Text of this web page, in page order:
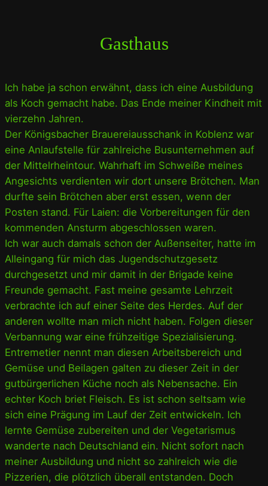
Gasthaus
Ich habe ja schon erwähnt, dass ich eine Ausbildung
als Koch gemacht habe. Das Ende meiner Kindheit mit
vierzehn Jahren.
Der Königsbacher Brauereiausschank in Koblenz war
eine Anlaufstelle für zahlreiche Busunternehmen auf
der Mittelrheintour. Wahrhaft im Schweiße meines
Angesichts verdienten wir dort unsere Brötchen. Man
durfte sein Brötchen aber erst essen, wenn der
Posten stand. Für Laien: die Vorbereitungen für den
kommenden Ansturm abgeschlossen waren.
Ich war auch damals schon der Außenseiter, hatte im
Alleingang für mich das Jugendschutzgesetz
durchgesetzt und mir damit in der Brigade keine
Freunde gemacht. Fast meine gesamte Lehrzeit
verbrachte ich auf einer Seite des Herdes. Auf der
anderen wollte man mich nicht haben. Folgen dieser
Verbannung war eine frühzeitige Spezialisierung.
Entremetier nennt man diesen Arbeitsbereich und
Gemüse und Beilagen galten zu dieser Zeit in der
gutbürgerlichen Küche noch als Nebensache. Ein
echter Koch briet Fleisch. Es ist schon seltsam wie
sich eine Prägung im Lauf der Zeit entwickeln. Ich
lernte Gemüse zubereiten und der Vegetarismus
wanderte nach Deutschland ein. Nicht sofort nach
meiner Ausbildung und nicht so zahlreich wie die
Pizzerien, die plötzlich überall entstanden. Doch